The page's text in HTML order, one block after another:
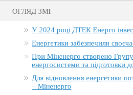
ОГЛЯД ЗМІ
У 2024 році ДТЕК Енерго
Енергетики забезпечили
При Міненерго створено
енергосистеми та підготовки
Для відновлення енергетики
– Міненерго